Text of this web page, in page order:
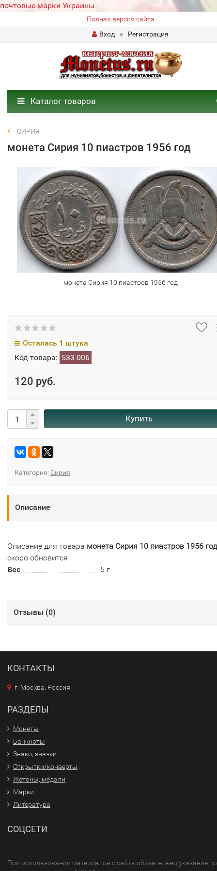
почтовые марки Украины
Полная версия сайта
Вход
Регистрация
Каталог товаров
СИРИЯ
монета Сирия 10 пиастров 1956 год
монета Сирия 10 пиастров 1956 год
Осталась 1 штука
Код товара: 533-006
120 руб.
Купить
Категория: Сирия
Описание
Описание для товара монета Сирия 10 пиастров 1956 год
скоро обновится
Вес
5 г
Отзывы (0)
КОНТАКТЫ
г. Москва, Россия
РАЗДЕЛЫ
Монеты
Банкноты
Знаки, значки
Открытки/конверты
Жетоны, медали
Марки
Литература
СОЦСЕТИ
При использовании материалов с сайта обязательно указание